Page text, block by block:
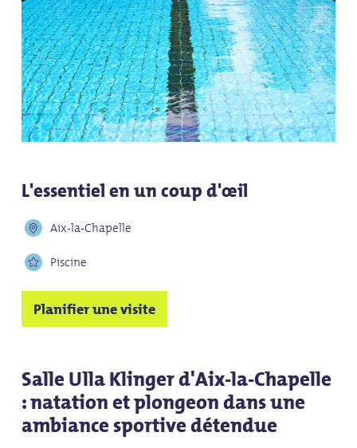
L'essentiel en un coup d'œil
Aix-la-Chapelle
Piscine
Planifier une visite
Salle Ulla Klinger d'Aix-la-Chapelle
: natation et plongeon dans une
ambiance sportive détendue